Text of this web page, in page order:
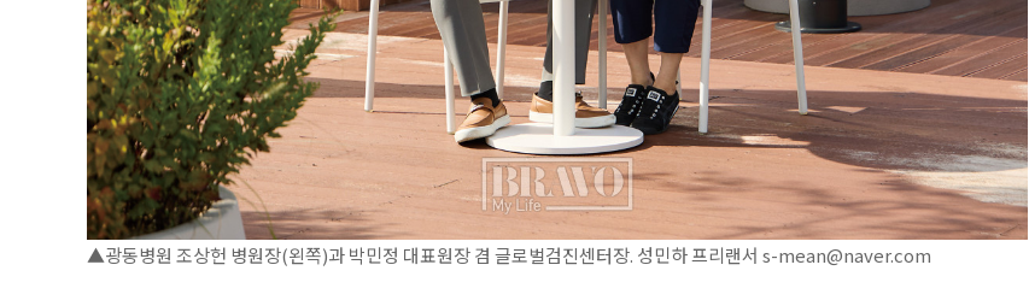
▲광동병원 조상헌 병원장(왼쪽)과 박민정 대표원장 겸 글로벌검진센터장. 성민하 프리랜서 s-mean@naver.com